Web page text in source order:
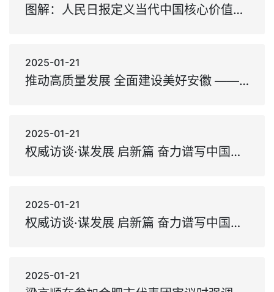
图解：人民日报定义当代中国核心价值观12词
2025-01-21
推动高质量发展 全面建设美好安徽 ——访安徽省委书记梁言顺
2025-01-21
权威访谈·谋发展 启新篇 奋力谱写中国式现代化安徽篇章 ——访安徽省委书记梁言顺
2025-01-21
权威访谈·谋发展 启新篇 奋力谱写中国式现代化安徽篇章 ——访安徽省委书记梁言顺
2025-01-21